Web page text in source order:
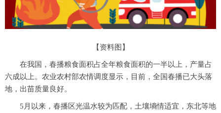
【资料图】
在我国，春播粮食面积占全年粮食面积的一半以上，产量占
六成以上。农业农村部农情调度显示，目前，全国春播已大头落
地，出苗质量良好。
5月以来，春播区光温水较为匹配，土壤墒情适宜，东北等地